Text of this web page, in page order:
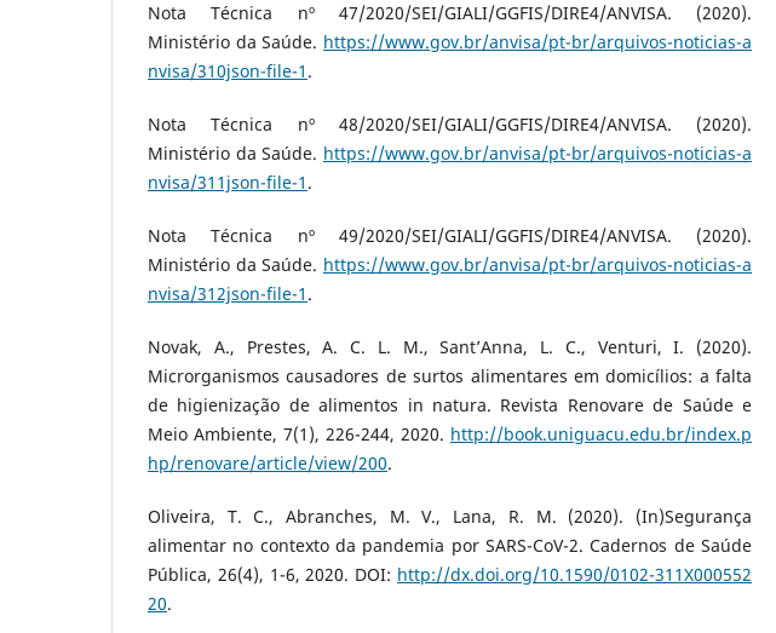
Nota Técnica nº 47/2020/SEI/GIALI/GGFIS/DIRE4/ANVISA. (2020).
Ministério da Saúde. https://www.gov.br/anvisa/pt-br/arquivos-noticias-a
nvisa/310json-file-1 .
Nota Técnica nº 48/2020/SEI/GIALI/GGFIS/DIRE4/ANVISA. (2020).
Ministério da Saúde. https://www.gov.br/anvisa/pt-br/arquivos-noticias-a
nvisa/311json-file-1 .
Nota Técnica nº 49/2020/SEI/GIALI/GGFIS/DIRE4/ANVISA. (2020).
Ministério da Saúde. https://www.gov.br/anvisa/pt-br/arquivos-noticias-a
nvisa/312json-file-1 .
Novak, A., Prestes, A. C. L. M., Sant’Anna, L. C., Venturi, I. (2020).
Microrganismos causadores de surtos alimentares em domicílios: a falta
de higienização de alimentos in natura. Revista Renovare de Saúde e
Meio Ambiente, 7(1), 226-244, 2020. http://book.uniguacu.edu.br/index.p
hp/renovare/article/view/200.
Oliveira, T. C., Abranches, M. V., Lana, R. M. (2020). (In)Segurança
alimentar no contexto da pandemia por SARS-CoV-2. Cadernos de Saúde
Pública, 26(4), 1-6, 2020. DOI: http://dx.doi.org/10.1590/0102-311X000552
20.